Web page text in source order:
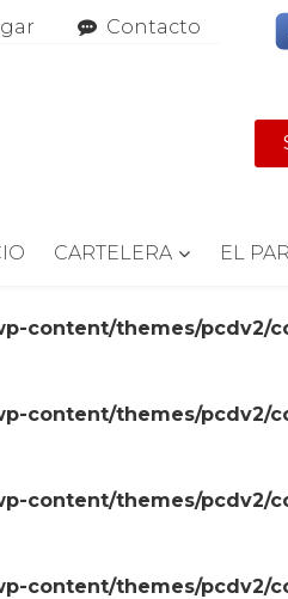
Contacto
CARTELERA EL
content/themes/pcdv2/
content/themes/pcdv2/
content/themes/pcdv2/
content/themes/pcdv2/